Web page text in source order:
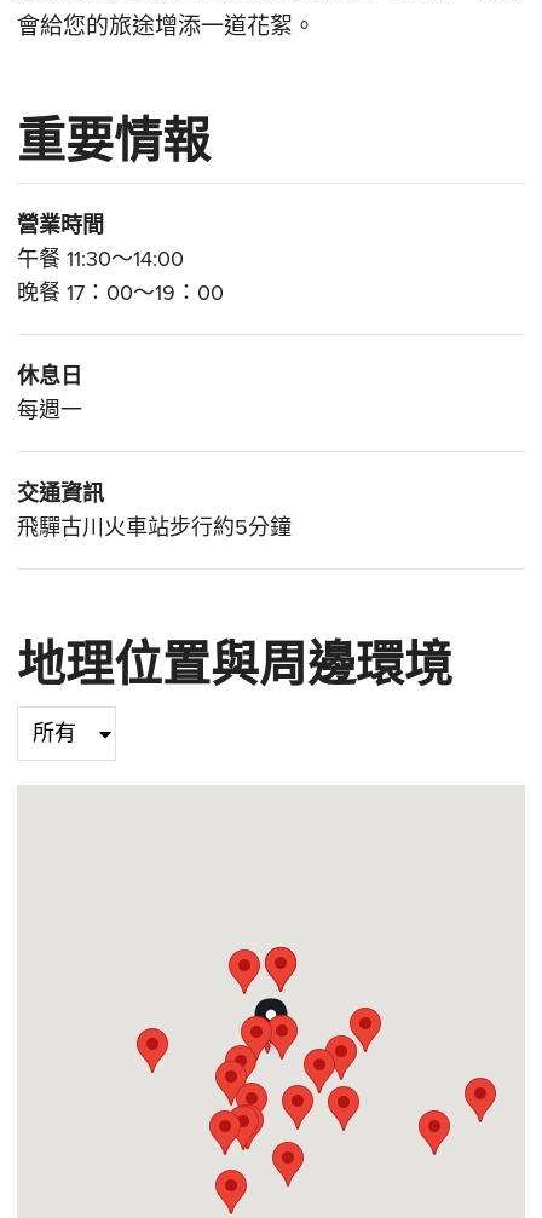
會給您的旅途增添一道花絮。
重要情報
營業時間
午餐 11:30～14:00
晚餐 17：00～19：00
休息日
每週一
交通資訊
飛驒古川火車站步行約5分鐘
地理位置與周邊環境
Select category